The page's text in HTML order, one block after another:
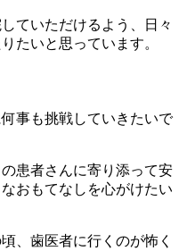
ていただけるよう、日々
たいと思っています。
事も挑戦していきたいで
患者さんに寄り添って安
おもてなしを心がけたい
、歯医者に行くのが怖く